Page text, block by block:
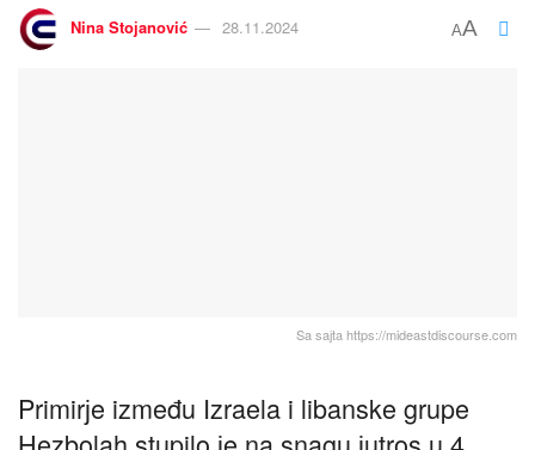
Nina Stoјanović 28.11.2024 AA
Sa saјta https://mideastdiscourse.com
Primirјe između Izraela i libanske grupe